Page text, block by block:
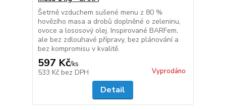
Šetrně vzduchem sušené menu z 80 %
hovězího masa a drobů doplněné o zeleninu,
ovoce a lososový olej. Inspirované BARFem,
ale bez zdlouhavé přípravy, bez plánování a
bez kompromisu v kvalitě.
597 Kč/ks
533 Kč bez DPH Vyprodáno
Detail